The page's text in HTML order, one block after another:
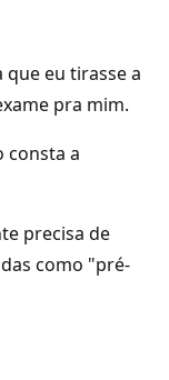
eu tirasse a
pra mim.
consta a
precisa de
como "pré-